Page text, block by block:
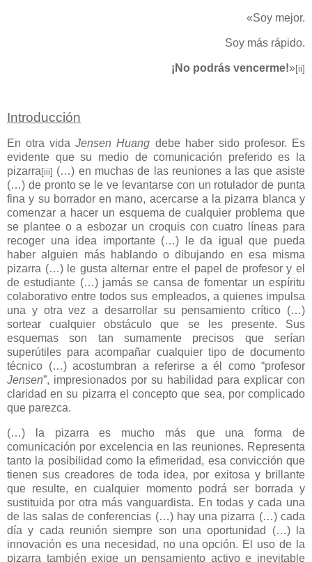
«Soy mejor.
Soy más rápido.
¡No podrás vencerme!»[ii]
Introducción
En otra vidaJensen Huang debe haber sido profesor. Es
evidente que su medio de comunicación preferido es la
pizarra [iii] (…) en muchas de las reuniones a las que asiste
(…) de pronto se le ve levantarse con un rotulador de punta
fina y su borrador en mano, acercarse a la pizarra blanca y
comenzar a hacer un esquema de cualquier problema que
se plantee o a esbozar un croquis con cuatro líneas para
recoger una idea importante (…) le da igual que pueda
haber alguien más hablando o dibujando en esa misma
pizarra (…) le gusta alternar entre el papel de profesor y el
de estudiante (…) jamás se cansa de fomentar un espíritu
colaborativo entre todos sus empleados, a quienes impulsa
una y otra vez a desarrollar su pensamiento crítico (…)
sortear cualquier obstáculo que se les presente. Sus
esquemas son tan sumamente precisos que serían
superútiles para acompañar cualquier tipo de documento
técnico (…) acostumbran a referirse a él como “profesor
Jensen”, impresionados por su habilidad para explicar con
claridad en su pizarra el concepto que sea, por complicado
que parezca.
(…) la pizarra es mucho más que una forma de
comunicación por excelencia en las reuniones. Representa
tanto la posibilidad como la efimeridad, esa convicción que
tienen sus creadores de toda idea, por exitosa y brillante
que resulte, en cualquier momento podrá ser borrada y
sustituida por otra más vanguardista. En todas y cada una
de las salas de conferencias (…) hay una pizarra (…) cada
día y cada reunión siempre son una oportunidad (…) la
innovación es una necesidad, no una opción. El uso de la
pizarra también exige un pensamiento activo e inevitable